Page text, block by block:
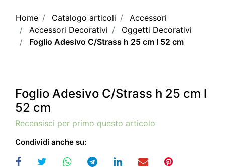
Home Catalogo articoli
Accessori
Accessori Decorativi
Oggetti Decorativi
Foglio Adesivo C/Strass h 25 cm l 52 cm
Foglio Adesivo C/Strass h 25 cm l
52 cm
Recensisci per primo questo articolo
Condividi anche su: